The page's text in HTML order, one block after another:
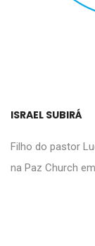
ISRAEL SUBIRÁ
Filho do pastor
na Paz Church